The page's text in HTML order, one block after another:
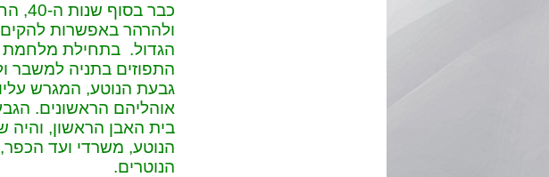
כבר
ולהרהר באפשרות להקים
הגדול. בתחילת מלחמת
התפוזים בתניה למשבר
גבעת הנוטע, המגרש
אוהליהם הראשונים.
בית האבן הראשון, והיה
הנוטע, משרדי ועד
הנוטרים.